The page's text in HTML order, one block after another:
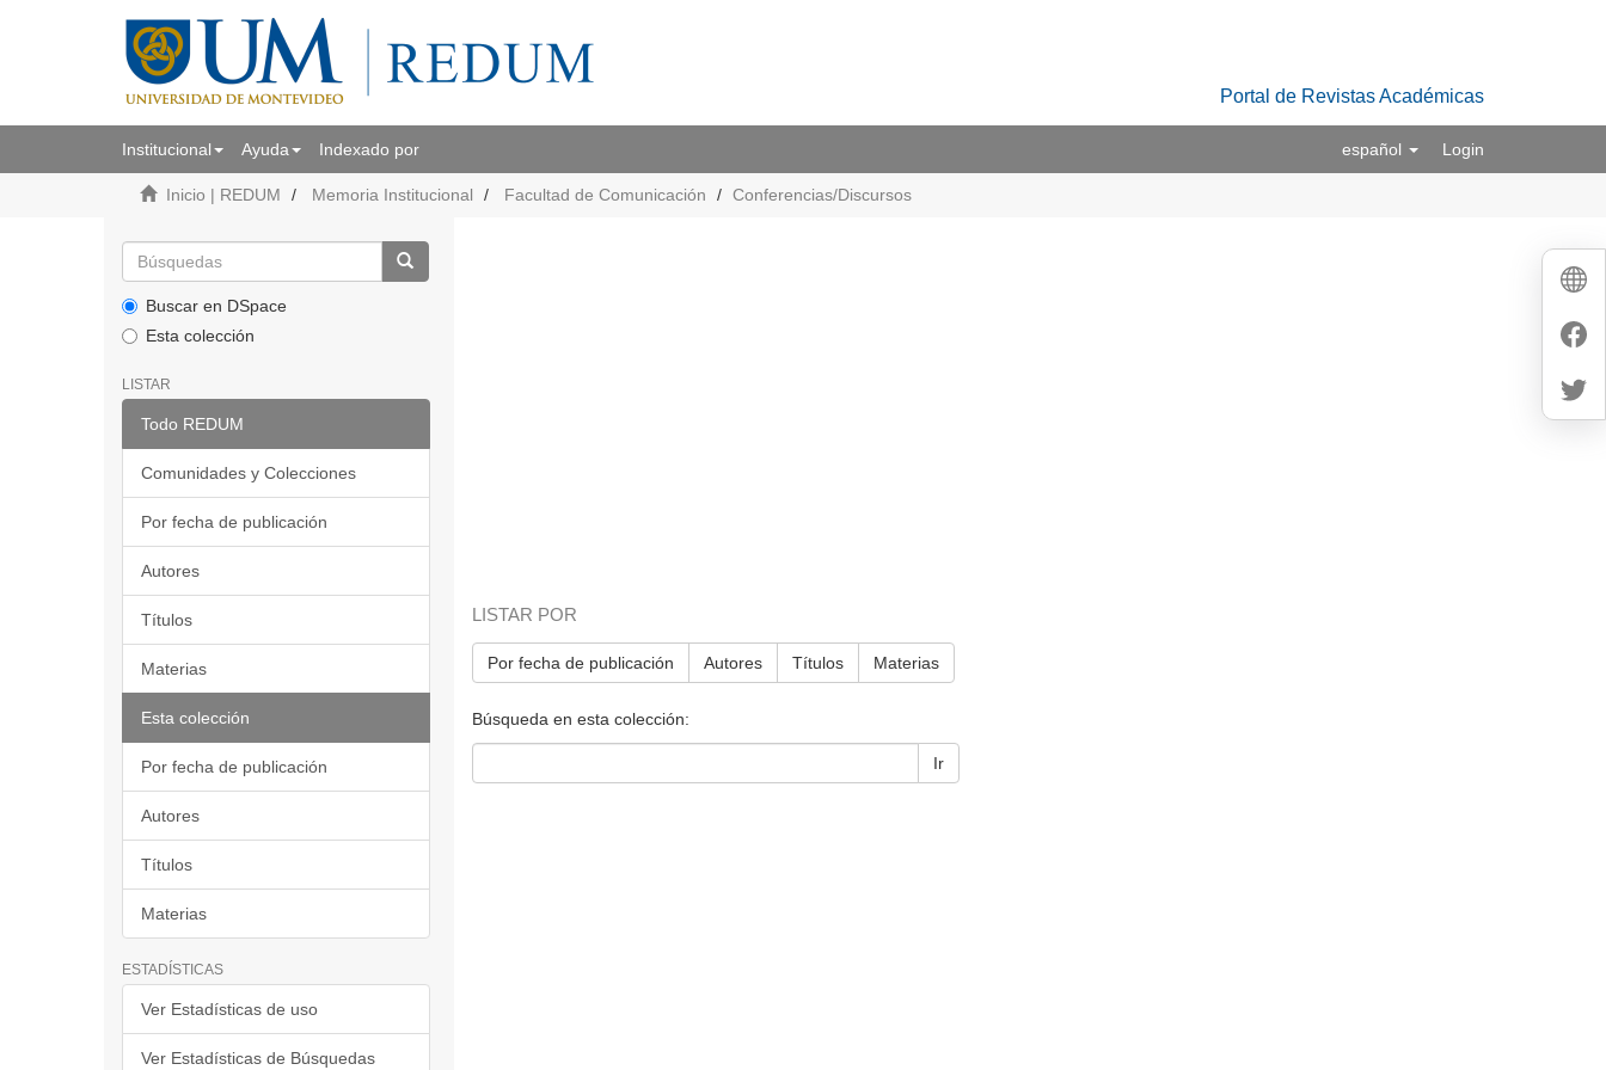
Portal de Revistas Académicas
Institucional Ayuda Indexado por español Login
Inicio | REDUM Memoria Institucional Facultad de Comunicación Conferencias/Discursos
Buscar en DSpace
Esta colección
LISTAR
Todo REDUM
Comunidades y Colecciones
Por fecha de publicación
Autores
Títulos
Materias
Esta colección
Por fecha de publicación
Autores
Títulos
Materias
ESTADÍSTICAS
Ver Estadísticas de uso
Ver Estadísticas de Búsquedas
LISTAR POR
Por fecha de publicación Autores Títulos Materias
Búsqueda en esta colección:
Ir